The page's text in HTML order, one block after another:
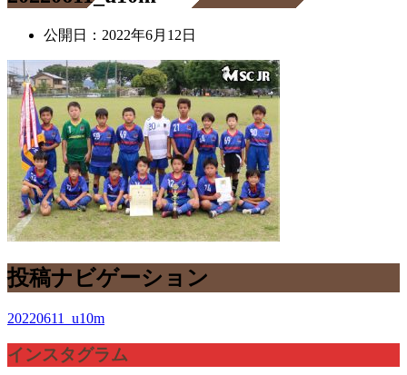
公開日： 2022年6月12日
投稿ナビゲーション
20220611_u10m
インスタグラム